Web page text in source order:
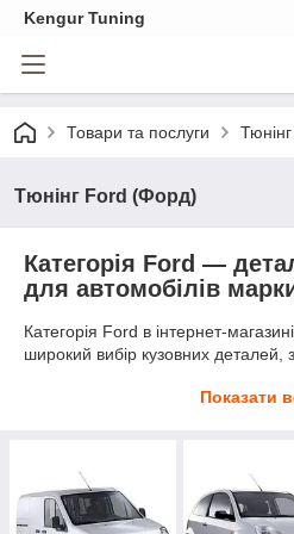
Kengur Tuning
Товари та послуги
Тюнінг Ford (Форд)
Категорія Ford —
для автомобілів
Категорія Ford в інтернет-
широкий вибір кузовних деталей,
бренду. Тут представлені
Асортимент охоплює як легкові
Fiesta, Mondeo, Kuga — так і
Показати